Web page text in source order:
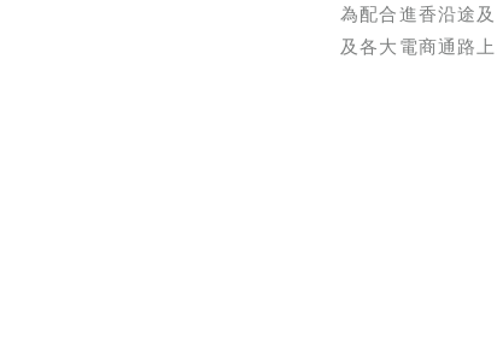
為配合進香沿途
及各大電商通路